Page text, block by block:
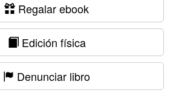
Regalar ebook
Edición física
Denunciar libro